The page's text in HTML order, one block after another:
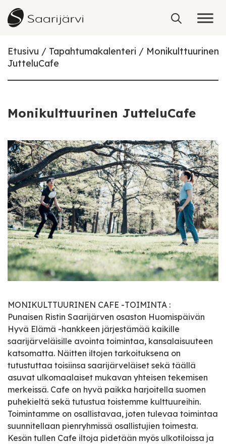
Skip to content
Etusivu Tapahtumakalenteri
Monikulttuurinen
JutteluCafe
Monikulttuurinen JutteluCafe
MONIKULTTUURINEN CAFE -TOIMINTA :
Punaisen Ristin Saarijärven osaston Huomispäivän
Hyvä Elämä -hankkeen järjestämää kaikille
saarijärveläisille avointa toimintaa, kansalaisuuteen
katsomatta. Näitten iltojen tarkoituksena on
tutustuttaa toisiinsa saarijärveläiset sekä täällä
asuvat ulkomaalaiset mukavan yhteisen tekemisen
merkeissä. Cafe on hyvä paikka harjoitella suomen
puhekieltä sekä tutustua toistemme kulttuureihin.
Toimintamme on osallistavaa, joten tulevaa toimintaa
suunnitellaan pienryhmissä osallistujien toimesta.
Kesän tullen Cafe iltoja pidetään myös ulkotiloissa ja